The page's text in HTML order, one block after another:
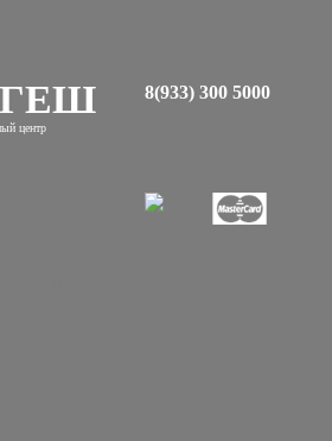
центр
8(933) 300 5000